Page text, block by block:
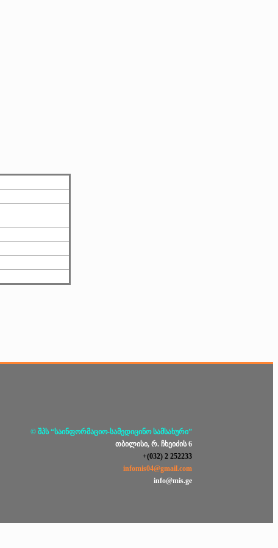
© შპს “საინფორმაციო-სამედიცინო სამსახური”
თბილისი, რ. ჩხეიძის 6
+(032) 2 252233
infomis04@gmail.com
info@mis.ge